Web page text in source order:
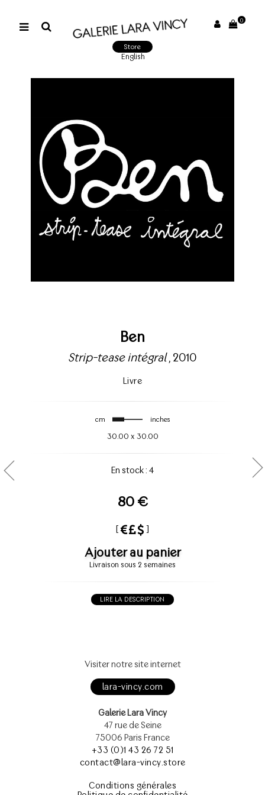
0
Store
English
Ben
Strip-tease intégral, 2010
Livre
cm inches
30.00 x 30.00
En stock : 4
80 €
[ ]
Ajouter au panier
Livraison sous 2 semaines
LIRE LA DESCRIPTION
Visiter notre site internet
lara-vincy.com
Galerie Lara Vincy
47 rue de Seine
75006 Paris France
+33 (0)1 43 26 72 51
contact@lara-vincy.store
Conditions générales